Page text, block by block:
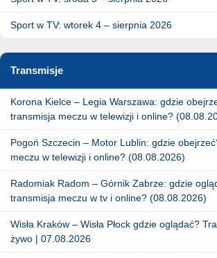
Sport w TV: wtorek 4 – sierpnia 2026
Transmisje
Korona Kielce – Legia Warszawa: gdzie
transmisja meczu w telewizji i online?
Pogoń Szczecin – Motor Lublin: gdzie
meczu w telewizji i online? (08.08.2026)
Radomiak Radom – Górnik Zabrze: gdzie
transmisja meczu w tv i online? (08.08.2026)
Wisła Kraków – Wisła Płock gdzie oglądać?
żywo | 07.08.2026